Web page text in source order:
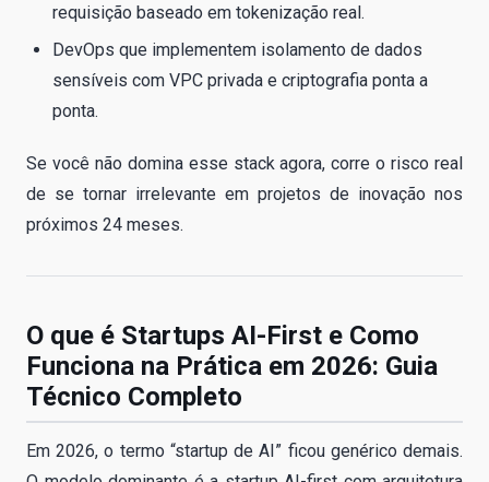
requisição baseado em tokenização real.
DevOps que implementem isolamento de dados
sensíveis com VPC privada e criptografia ponta a
ponta.
Se você não domina esse stack agora, corre o risco real
de se tornar irrelevante em projetos de inovação nos
próximos 24 meses.
O que é Startups AI-First e Como
Funciona na Prática em 2026: Guia
Técnico Completo
Em 2026, o termo “startup de AI” ficou genérico demais.